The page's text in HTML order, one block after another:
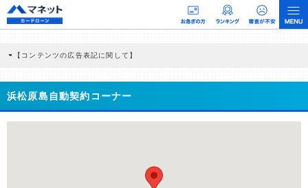
【コンテンツの広告表記に関して】
商品を根拠なくPRするものではなく、当編集部の調査／ユーザーへの口コミ収集な
どに基づき、公平性を担保した情報提供を行っています。
>提携企業一覧
浜松原島自動契約コーナー